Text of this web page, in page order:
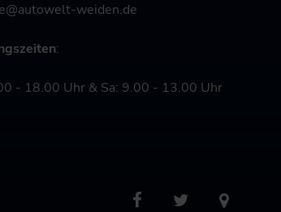
weiden.de
:
- 18.00 Uhr & Sa: 9.00 - 13.00 Uhr